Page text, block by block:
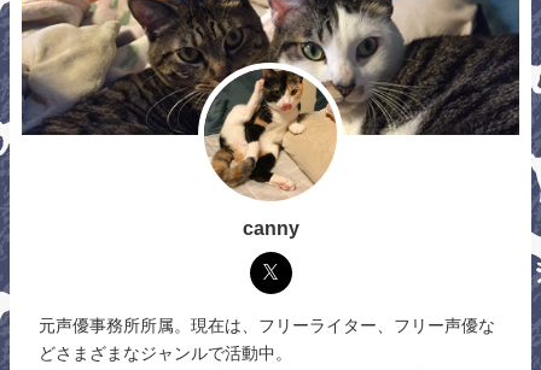
canny
元声優事務所所属。現在は、フリーライター、フリー声優な
どさまざまなジャンルで活動中。